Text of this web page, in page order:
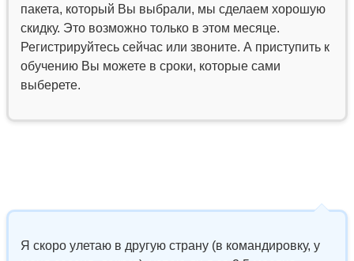
пакета, который Вы выбрали, мы сделаем хорошую
скидку. Это возможно только в этом месяце.
Регистрируйтесь сейчас или звоните. А приступить к
обучению Вы можете в сроки, которые сами
выберете.
Я скоро улетаю в другую страну (в командировку, у